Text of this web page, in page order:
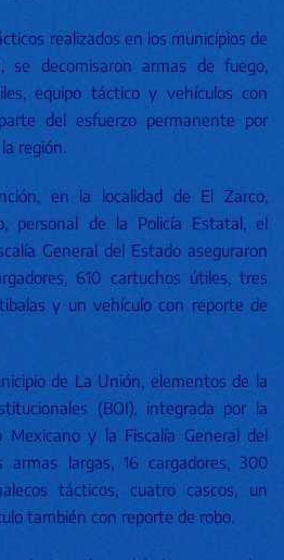
realizados en los municipios de
decomisaron armas de fuego,
equipo táctico y vehículos con
del esfuerzo permanente por
región.
en la localidad de El Zarco,
personal de la Policía Estatal, el
General del Estado aseguraron
610 cartuchos útiles, tres
y un vehículo con reporte de
de La Unión, elementos de la
(BOI), integrada por la
Mexicano y la Fiscalía General del
armas largas, 16 cargadores, 300
tácticos, cuatro cascos, un
también con reporte de robo.